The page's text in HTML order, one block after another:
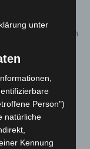
neue
wurde dies beim
als 17.000
an Ahr und
infolge der
in den
und Helfer
unter
Person")
natürliche
Kennung